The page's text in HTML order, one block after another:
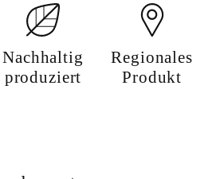
Nachhaltig
produziert
Regionales
Produkt